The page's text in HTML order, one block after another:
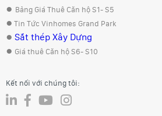
● Bảng Giá Thuê Căn hộ S1- S5
● Tin Tức Vinhomes Grand Park
● Sắt thép Xây Dựng
● Giá thuê Căn hộ S6- S10
Kết nối với chúng tôi: